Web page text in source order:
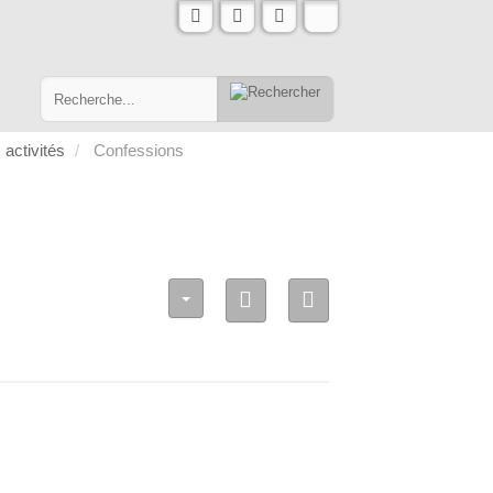
activités Confessions